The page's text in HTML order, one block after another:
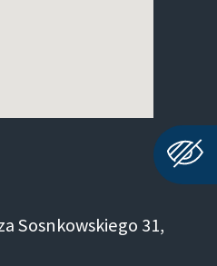
Sosnkowskiego 31,